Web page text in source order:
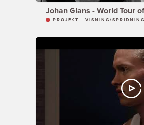
PROJEKT - VISNING/SPRIDNING